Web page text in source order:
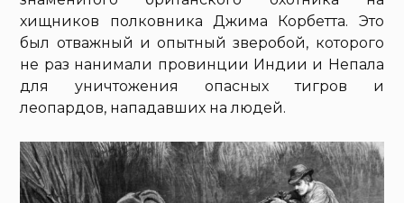
хищников полковника Джима Корбетта. Это
был отважный и опытный зверобой, которого
не раз нанимали провинции Индии и Непала
для уничтожения опасных тигров и
леопардов, нападавших на людей.